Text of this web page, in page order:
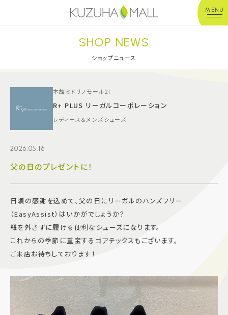
MENU
年中無休平 日：10:00~20:00
※店舗により異なる
ショップガイド
グルメ＆フード
イベント
キッズ＆ベビー
施設案内
よくあるご質問
スタッフ募集
SHOP NEWS
ショップニュース
本館ミドリノモール2F
R+ PLUS リーガルコーポレーション
レディース＆メンズシューズ
2026.05.16
父の日のプレゼントに！
日頃の感謝を込めて、父の日にリーガルのハンズフリー
（EasyAssist）はいかがでしょうか？
紐を外さずに履ける便利なシューズになります。
これからの季節に重宝するゴアテックスもございます。
ご来店お待ちしております！